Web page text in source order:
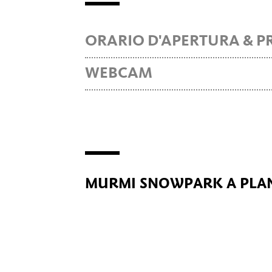
ORARIO D'APERTURA &
WEBCAM
MURMI SNOWPARK A